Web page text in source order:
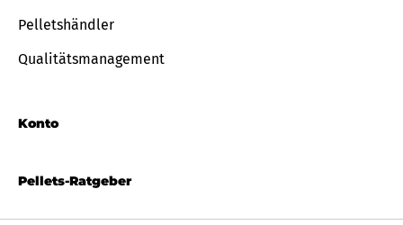
Pellets-Ratgeber
Pelletshändler
Qualitätsmanagement
Konto